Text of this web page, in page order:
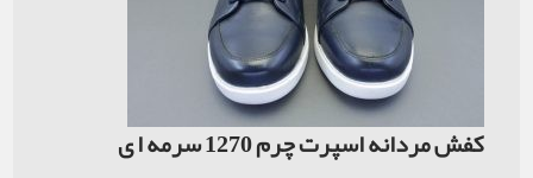
کفش مردانه اسپرت چرم 1270 سرمه ا ی